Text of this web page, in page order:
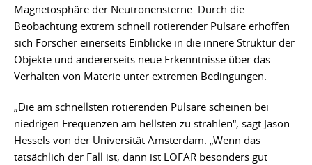
Magnetosphäre der Neutronensterne. Durch die
Beobachtung extrem schnell rotierender Pulsare erhoffen
sich Forscher einerseits Einblicke in die innere Struktur der
Objekte und andererseits neue Erkenntnisse über das
Verhalten von Materie unter extremen Bedingungen.
„Die am schnellsten rotierenden Pulsare scheinen bei
niedrigen Frequenzen am hellsten zu strahlen“, sagt Jason
Hessels von der Universität Amsterdam. „Wenn das
tatsächlich der Fall ist, dann ist LOFAR besonders gut